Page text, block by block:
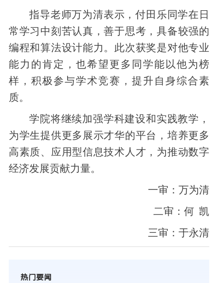
指导老师万为清表示，付田乐同学在日
常学习中刻苦认真，善于思考，具备较强的
编程和算法设计能力。此次获奖是对他专业
能力的肯定，也希望更多同学能以他为榜
样，积极参与学术竞赛，提升自身综合素
质。
学院将继续加强学科建设和实践教学，
为学生提供更多展示才华的平台，培养更多
高素质、应用型信息技术人才，为推动数字
经济发展贡献力量。
一审：万为清
二审：何 凯
三审：于永清
热门要闻